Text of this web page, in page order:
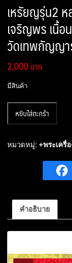
เหรัยญรุ่น2
เจริญพร เนื้อ
วัดเทพกัญญา
2,000
มีสินค้า
ญ
ธัมม์
ธัมม
รุ่น
เนื้อ
หยิบใส่ตะกร้า
หมวดหมู่: +พระเครื่
คำอธิบาย